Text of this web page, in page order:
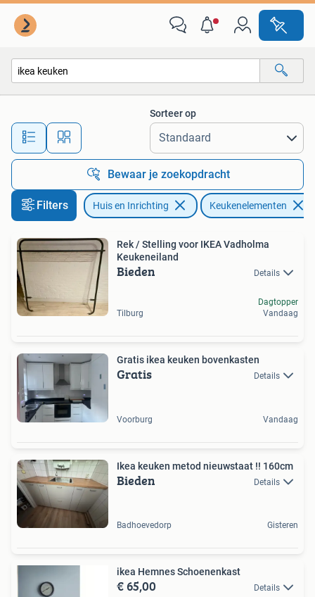
Alle afstanden…
Sorteer op
Bewaar je zoekopdracht
Filters Huis en Inrichting Keukenelementen
Rek / Stelling voor IKEA Vadholma
Keukeneiland
Bieden Details
Tilburg
Dagtopper
Vandaag
Gratis ikea keuken bovenkasten
Gratis Details
Voorburg Vandaag
Ikea keuken metod nieuwstaat !! 160cm
Bieden Details
Badhoevedorp Gisteren
ikea Hemnes Schoenenkast
€ 65,00 Details